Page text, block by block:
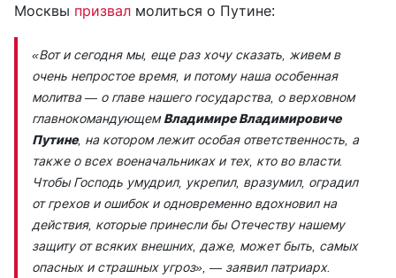
Москвы призвал молиться о Путине:
«Вот и сегодня мы, еще раз хочу сказать, живем в
очень непростое время, и потому наша особенная
молитва — о главе нашего государства, о верховном
главнокомандующемВладимире Владимировиче
Путине, на котором лежит особая ответственность, а
также о всех военачальниках и тех, кто во власти.
Чтобы Господь умудрил, укрепил, вразумил, оградил
от грехов и ошибок и одновременно вдохновил на
действия, которые принесли бы Отечеству нашему
защиту от всяких внешних, даже, может быть, самых
опасных и страшных угроз» , — заявил патриарх.